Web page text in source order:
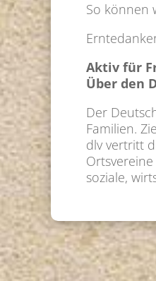
So können
Aktiv für
Über den
Der
Familien.
dlv vertritt
soziale,